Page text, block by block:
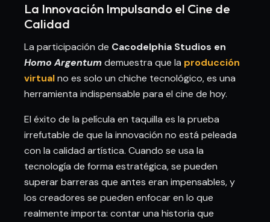
La Innovación Impulsando el Cine de
Calidad
La participación de Cacodelphia Studios en
Homo Argentumdemuestra que la producción
virtualno es solo un chiche tecnológico, es una
herramienta indispensable para el cine de hoy.
El éxito de la película en taquilla es la prueba
irrefutable de que la innovación no está peleada
con la calidad artística. Cuando se usa la
tecnología de forma estratégica, se pueden
superar barreras que antes eran impensables, y
los creadores se pueden enfocar en lo que
realmente importa: contar una historia que